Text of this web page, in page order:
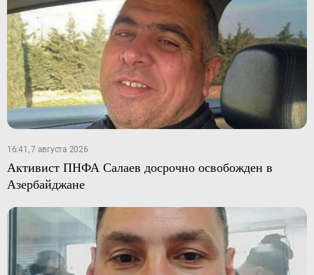
16:41, 7 августа 2026
Активист ПНФА Салаев досрочно освобожден в
Азербайджане